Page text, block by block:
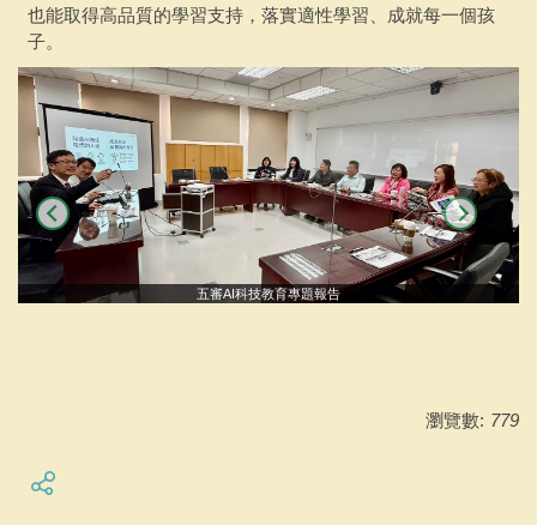
也能取得高品質的學習支持，落實適性學習、成就每一個孩
子。
五審AI科技教育專題報告
瀏覽數: 779